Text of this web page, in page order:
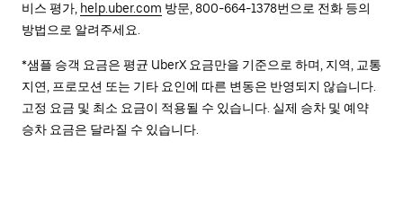
비스 평가, help.uber.com 방문, 800-664-1378번으로 전화 등의
방법으로 알려주세요.
*샘플 승객 요금은 평균 UberX 요금만을 기준으로 하며, 지역, 교통
지연, 프로모션 또는 기타 요인에 따른 변동은 반영되지 않습니다.
고정 요금 및 최소 요금이 적용될 수 있습니다. 실제 승차 및 예약
승차 요금은 달라질 수 있습니다.